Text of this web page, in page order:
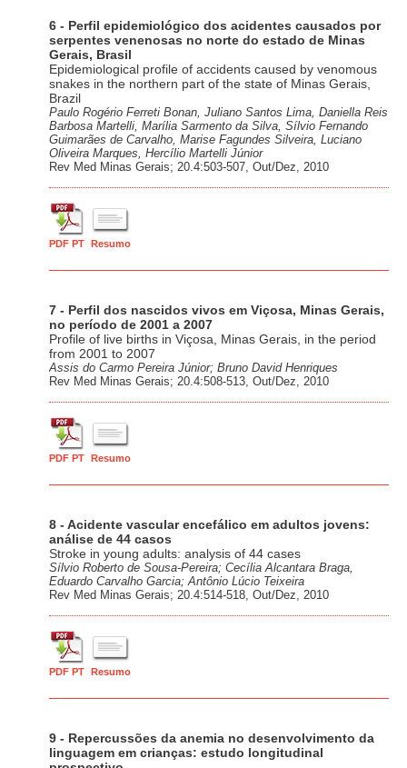
6 - Perfil epidemiológico dos acidentes causados por
serpentes venenosas no norte do estado de Minas
Gerais, Brasil
Epidemiological profile of accidents caused by venomous
snakes in the northern part of the state of Minas Gerais,
Brazil
Paulo Rogério Ferreti Bonan, Juliano Santos Lima, Daniella Reis
Barbosa Martelli, Marília Sarmento da Silva, Sílvio Fernando
Guimarães de Carvalho, Marise Fagundes Silveira, Luciano
Oliveira Marques, Hercílio Martelli Júnior
Rev Med Minas Gerais; 20.4:503-507, Out/Dez, 2010
PDF PT Resumo
7 - Perfil dos nascidos vivos em Viçosa, Minas Gerais,
no período de 2001 a 2007
Profile of live births in Viçosa, Minas Gerais, in the period
from 2001 to 2007
Assis do Carmo Pereira Júnior; Bruno David Henriques
Rev Med Minas Gerais; 20.4:508-513, Out/Dez, 2010
PDF PT Resumo
8 - Acidente vascular encefálico em adultos jovens:
análise de 44 casos
Stroke in young adults: analysis of 44 cases
Sílvio Roberto de Sousa-Pereira; Cecília Alcantara Braga,
Eduardo Carvalho Garcia; Antônio Lúcio Teixeira
Rev Med Minas Gerais; 20.4:514-518, Out/Dez, 2010
PDF PT Resumo
9 - Repercussões da anemia no desenvolvimento da
linguagem em crianças: estudo longitudinal